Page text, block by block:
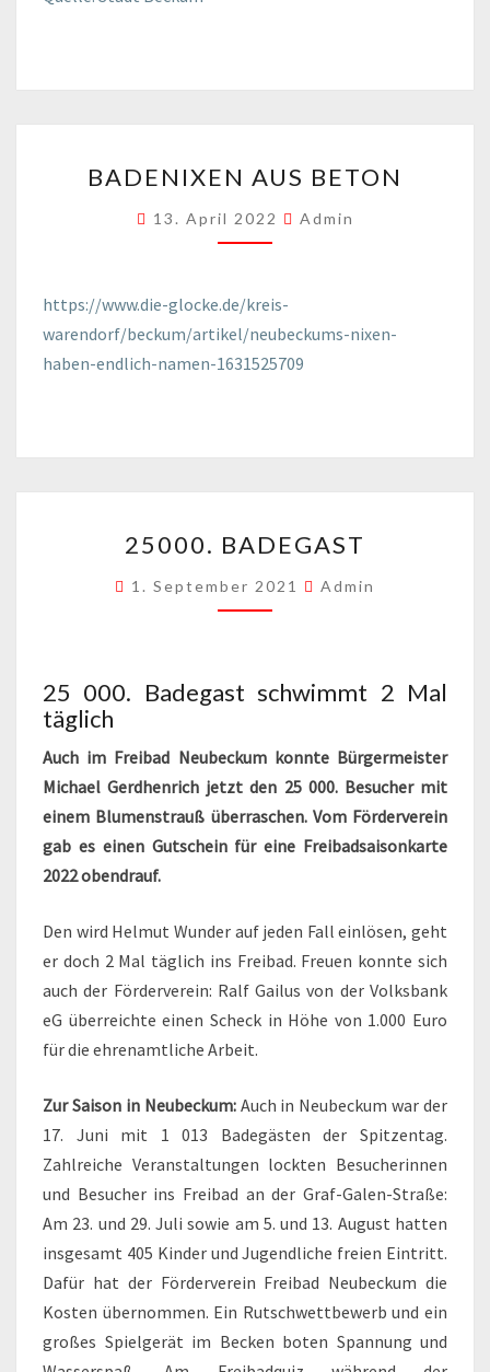
AUS
BADENIXEN AUS BETON
13. April 2022 Admin
https://www.die-glocke.de/kreis-
warendorf/beckum/artikel/neubeckums-nixen-
haben-endlich-namen-1631525709
BADEGAST
25000. BADEGAST
1. September 2021 Admin
25 000. Badegast schwimmt 2 Mal
täglich
Auch im Freibad Neubeckum konnte Bürgermeister
Michael Gerdhenrich jetzt den 25 000. Besucher mit
einem Blumenstrauß überraschen. Vom Förderverein
gab es einen Gutschein für eine Freibadsaisonkarte
2022 obendrauf.
Den wird Helmut Wunder auf jeden Fall einlösen, geht
er doch 2 Mal täglich ins Freibad. Freuen konnte sich
auch der Förderverein: Ralf Gailus von der Volksbank
eG überreichte einen Scheck in Höhe von 1.000 Euro
für die ehrenamtliche Arbeit.
Zur Saison in Neubeckum:Auch in Neubeckum war der
17. Juni mit 1 013 Badegästen der Spitzentag.
Zahlreiche Veranstaltungen lockten Besucherinnen
und Besucher ins Freibad an der Graf-Galen-Straße:
Am 23. und 29. Juli sowie am 5. und 13. August hatten
insgesamt 405 Kinder und Jugendliche freien Eintritt.
Dafür hat der Förderverein Freibad Neubeckum die
Kosten übernommen. Ein Rutschwettbewerb und ein
großes Spielgerät im Becken boten Spannung und